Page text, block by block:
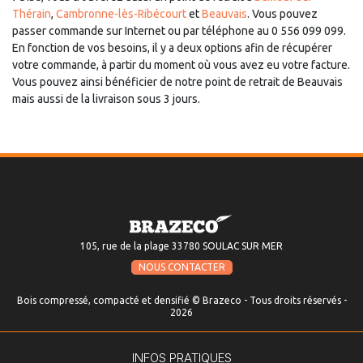
Thérain, Cambronne-lès-RibécourtetBeauvais. Vous pouvez
passer commande sur Internet ou par téléphone au 0 556 099 099.
En fonction de vos besoins, il y a deux options afin de récupérer
votre commande, à partir du moment où vous avez eu votre facture.
Vous pouvez ainsi bénéficier de notre point de retrait de Beauvais
mais aussi de la livraison sous 3 jours.
105, rue de la plage 33780 SOULAC SUR MER
NOUS CONTACTER
Bois compressé, compacté et densifié © Brazeco - Tous droits réservés -
2026
INFOS PRATIQUES